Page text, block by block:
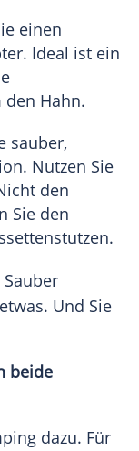
einen
Ideal ist ein
Hahn.
sauber,
Nutzen Sie
den
Sie den
Und Sie
beide
dazu. Für